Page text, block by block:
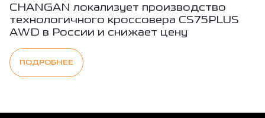
CHANGAN локализует производство
технологичного кроссовера CS75PLUS
AWD в России и снижает цену
ПОДРОБНЕЕ